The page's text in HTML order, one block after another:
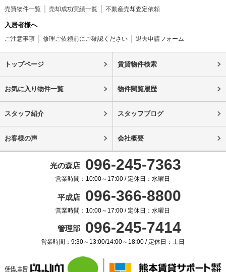
売買物件一覧 売却成功実績一覧 不動産売却査定依頼
入居者様へ
ご注意事項 修理ご依頼前にご確認ください 退去申請フォーム
トップページ 賃貸物件検索
お気に入り物件一覧 物件閲覧履歴
スタッフ紹介 スタッフブログ
お客様の声 会社概要
光の森店 096-245-7363
営業時間：10:00～17:00 / 定休日：水曜日
平成店 096-366-8800
営業時間：10:00～17:00 / 定休日：水曜日
管理部 096-245-7414
営業時間：9:30～13:00/14:00～18:00 / 定休日：土日